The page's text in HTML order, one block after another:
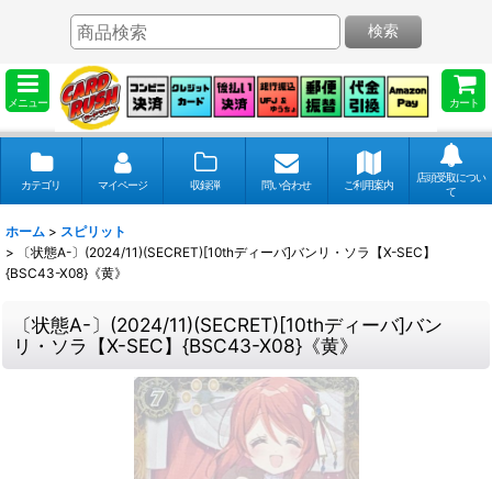
メニュー カート
検索
カテゴリ マイページ 収録弾 問い合わせ ご利用案内
店頭受取につい
て
ホーム > スピリット
>
〔状態A-〕(2024/11)(SECRET)[10thディーバ]バンリ・ソラ【X-SEC】
{BSC43-X08}《黄》
〔状態A-〕(2024/11)(SECRET)[10thディーバ]バン
リ・ソラ【X-SEC】{BSC43-X08}《黄》